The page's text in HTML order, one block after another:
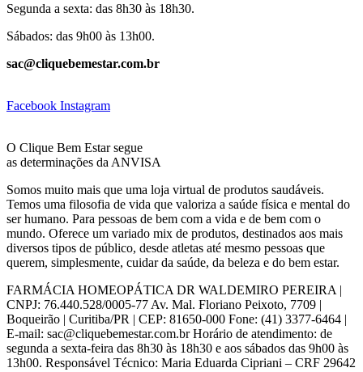
Segunda a sexta: das 8h30 às 18h30.
Sábados: das 9h00 às 13h00.
sac@cliquebemestar.com.br
Facebook Instagram
O Clique Bem Estar segue
as determinações da ANVISA
Somos muito mais que uma loja virtual de produtos saudáveis.
Temos uma filosofia de vida que valoriza a saúde física e mental do
ser humano. Para pessoas de bem com a vida e de bem com o
mundo. Oferece um variado mix de produtos, destinados aos mais
diversos tipos de público, desde atletas até mesmo pessoas que
querem, simplesmente, cuidar da saúde, da beleza e do bem estar.
FARMÁCIA HOMEOPÁTICA DR WALDEMIRO PEREIRA |
CNPJ: 76.440.528/0005-77 Av. Mal. Floriano Peixoto, 7709 |
Boqueirão | Curitiba/PR | CEP: 81650-000 Fone: (41) 3377-6464 |
E-mail: sac@cliquebemestar.com.br Horário de atendimento: de
segunda a sexta-feira das 8h30 às 18h30 e aos sábados das 9h00 às
13h00. Responsável Técnico: Maria Eduarda Cipriani – CRF 29642